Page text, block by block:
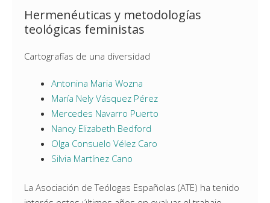
Hermenéuticas y metodologías
teológicas feministas
Cartografías de una diversidad
Antonina Maria Wozna
María Nely Vásquez Pérez
Mercedes Navarro Puerto
Nancy Elizabeth Bedford
Olga Consuelo Vélez Caro
Silvia Martínez Cano
La Asociación de Teólogas Españolas (ATE) ha tenido